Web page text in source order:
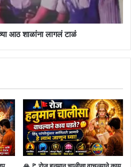
आठ शाळांना लागलं टाळं